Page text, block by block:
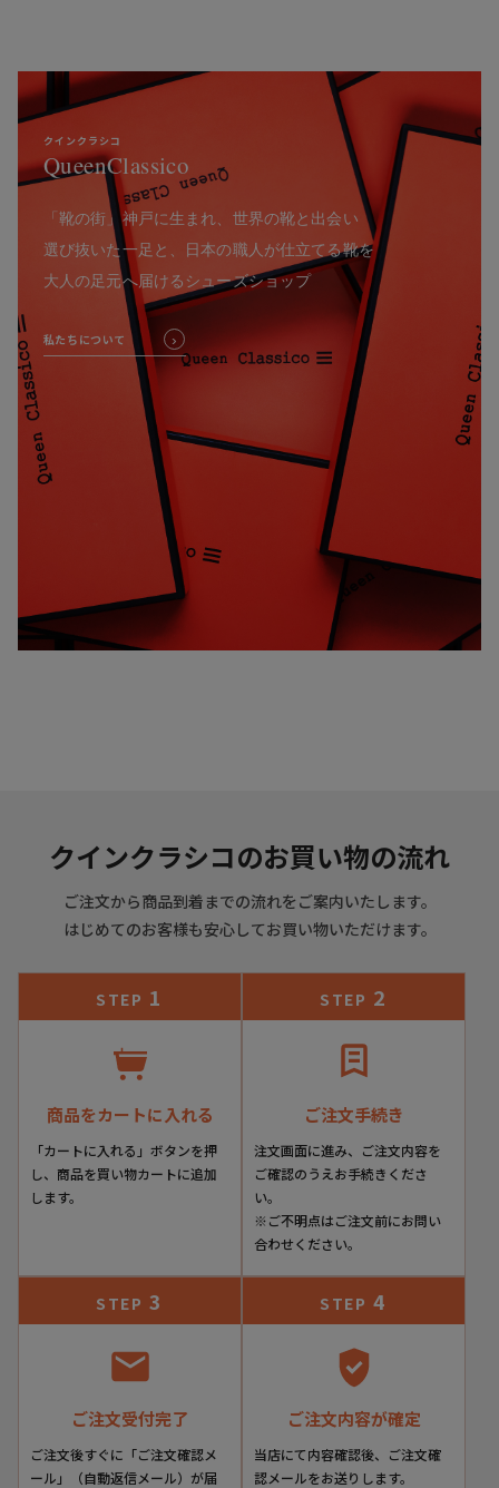
クインクラシコ
QueenClassico
「靴の街」神戸に生まれ、世界の靴と出会い
選び抜いた一足と、日本の職人が仕立てる靴を
大人の足元へ届けるシューズショップ
私たちについて
クインクラシコのお買い物の流れ
ご注文から商品到着までの流れをご案内いたします。
はじめてのお客様も安心してお買い物いただけます。
STEP 1
商品をカートに入れる
「カートに入れる」ボタンを押
し、商品を買い物カートに追加
します。
STEP 2
ご注文手続き
注文画面に進み、ご注文内容を
ご確認のうえお手続きくださ
い。
※ご不明点はご注文前にお問い
合わせください。
STEP 3
ご注文受付完了
ご注文後すぐに「ご注文確認メ
ール」（自動返信メール）が届
STEP 4
ご注文内容が確定
当店にて内容確認後、ご注文確
認メールをお送りします。